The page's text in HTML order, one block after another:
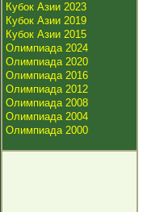
Кубок Азии 2023
Кубок Азии 2019
Кубок Азии 2015
Олимпиада 2024
Олимпиада 2020
Олимпиада 2016
Олимпиада 2012
Олимпиада 2008
Олимпиада 2004
Олимпиада 2000